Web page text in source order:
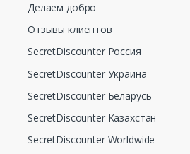
Делаем добро
Отзывы клиентов
SecretDiscounter Россия
SecretDiscounter Украина
SecretDiscounter Беларусь
SecretDiscounter Казахстан
SecretDiscounter Worldwide